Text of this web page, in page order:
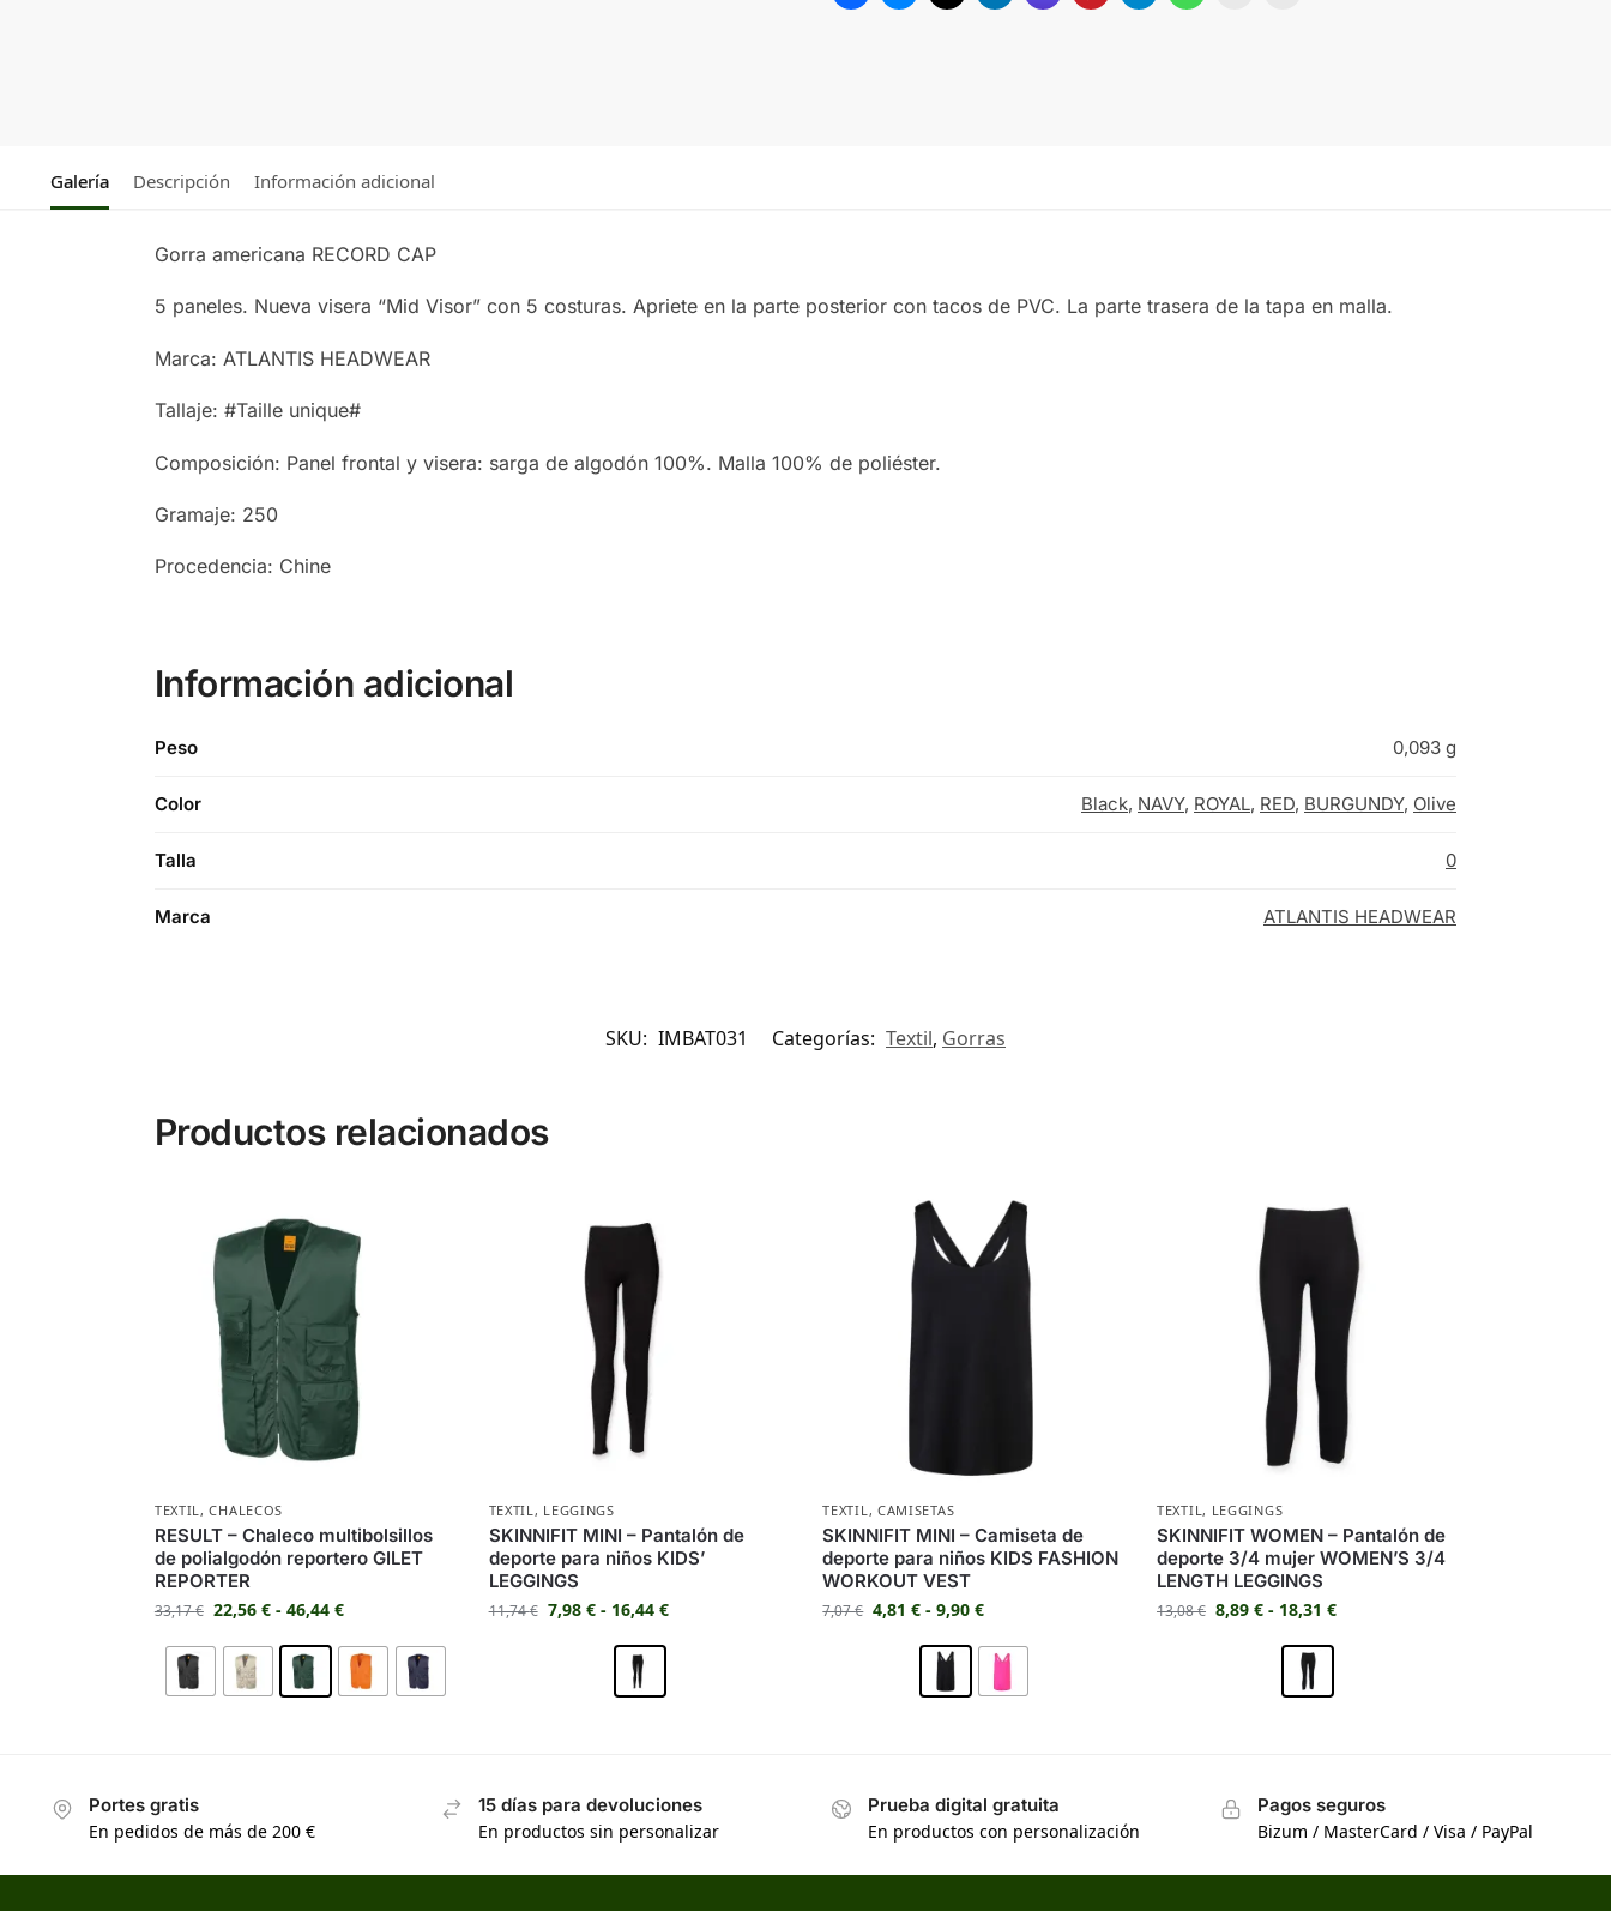
Galería Descripción Información adicional
Gorra americana RECORD CAP
5 paneles. Nueva visera “Mid Visor” con 5 costuras. Apriete en la parte posterior con tacos de PVC. La parte trasera de la tapa en malla.
Marca: ATLANTIS HEADWEAR
Tallaje: #Taille unique#
Composición: Panel frontal y visera: sarga de algodón 100%. Malla 100% de poliéster.
Gramaje: 250
Procedencia: Chine
Información adicional
Peso 0,093 g
Color Black, NAVY, ROYAL, RED, BURGUNDY, Olive
Talla 0
Marca ATLANTIS HEADWEAR
SKU: IMBAT031 Categorías: Textil, Gorras
Productos relacionados
TEXTIL ,CHALECOS
RESULT – Chaleco multibolsillos
de polialgodón reportero GILET
REPORTER
33,17€ 22,56 € - 46,44 €
TEXTIL , LEGGINGS
SKINNIFIT MINI – Pantalón de
deporte para niños KIDS’
LEGGINGS
11,74€ 7,98 € - 16,44 €
TEXTIL , CAMISETAS
SKINNIFIT MINI – Camiseta de
deporte para niños KIDS FASHION
WORKOUT VEST
7,07€ 4,81€ - 9,90€
TEXTIL , LEGGINGS
SKINNIFIT WOMEN – Pantalón de
deporte 3/4 mujer WOMEN’S 3/4
LENGTH LEGGINGS
13,08€ 8,89€ - 18,31€
Portes gratis
En pedidos de más de 200 €
15 días para devoluciones
En productos sin personalizar
Prueba digital gratuita
En productos con personalización
Pagos seguros
Bizum / MasterCard / Visa / PayPal